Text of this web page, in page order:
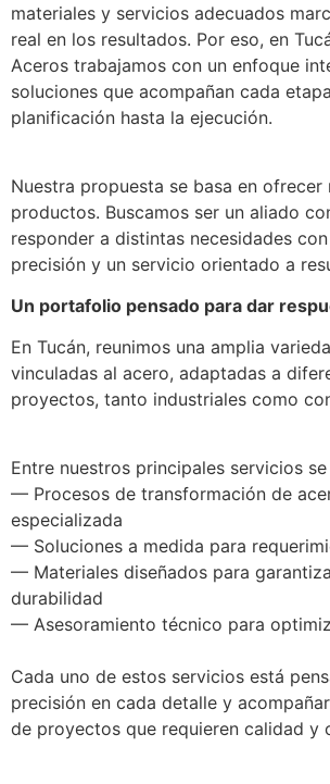
materiales y servicios adecuados
real en los resultados. Por eso, en
Aceros trabajamos con un enfoque
soluciones que acompañan cada
planificación hasta la ejecución.
Nuestra propuesta se basa en ofrecer
productos. Buscamos ser un aliado
responder a distintas necesidades
precisión y un servicio orientado a
Un portafolio pensado para dar
En Tucán, reunimos una amplia
vinculadas al acero, adaptadas a
proyectos, tanto industriales como
Entre nuestros principales servicios
— Procesos de transformación de
especializada
— Soluciones a medida para
— Materiales diseñados para
durabilidad
— Asesoramiento técnico para
Cada uno de estos servicios está
precisión en cada detalle y
de proyectos que requieren calidad y